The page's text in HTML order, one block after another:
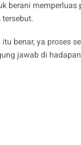
berani
benar, ya proses
jawab di